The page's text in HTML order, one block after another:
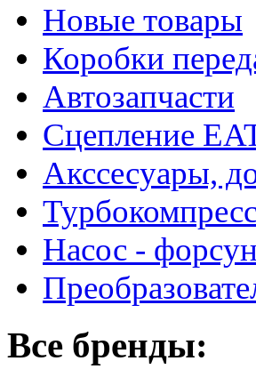
Новые товары
Коробки
Автозапчасти
Сцепление
Акссесуары,
Насос -
Все бренды: